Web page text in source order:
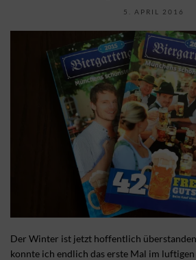
5. APRIL 2016
Der Winter ist jetzt hoffentlich
konnte ich endlich das erste Mal im